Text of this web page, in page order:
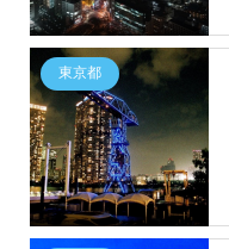
東京都